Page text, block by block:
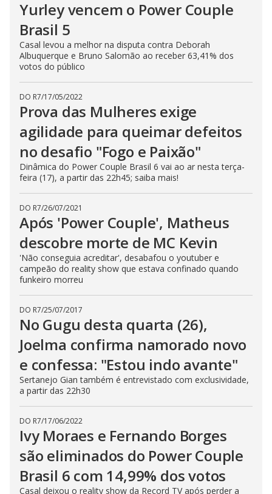
Yurley vencem o Power Couple
Brasil 5
Casal levou a melhor na disputa contra Deborah
Albuquerque e Bruno Salomão ao receber 63,41% dos
votos do público
DO R7/17/05/2022
Prova das Mulheres exige
agilidade para queimar defeitos
no desafio "Fogo e Paixão"
Dinâmica do Power Couple Brasil 6 vai ao ar nesta terça-
feira (17), a partir das 22h45; saiba mais!
DO R7/26/07/2021
Após 'Power Couple', Matheus
descobre morte de MC Kevin
'Não conseguia acreditar', desabafou o youtuber e
campeão do reality show que estava confinado quando
funkeiro morreu
DO R7/25/07/2017
No Gugu desta quarta (26),
Joelma confirma namorado novo
e confessa: "Estou indo avante"
Sertanejo Gian também é entrevistado com exclusividade,
a partir das 22h30
DO R7/17/06/2022
Ivy Moraes e Fernando Borges
são eliminados do Power Couple
Brasil 6 com 14,99% dos votos
Casal deixou o reality show da Record TV após perder a